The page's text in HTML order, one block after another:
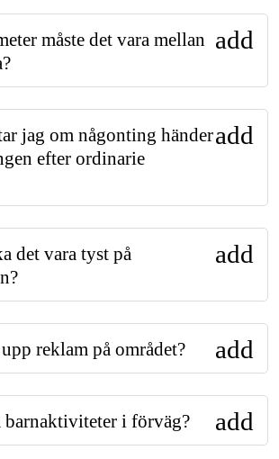
måste det vara mellan add
jag om någonting händer
efter ordinarie
add
det vara tyst på
add
reklam på området? add
barnaktiviteter i förväg? add